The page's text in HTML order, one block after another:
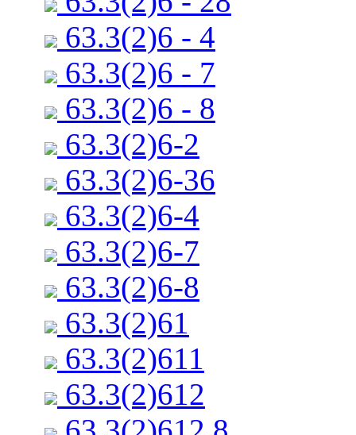
63.3(2)6 - 4
63.3(2)6 - 7
63.3(2)6 - 8
63.3(2)6-2
63.3(2)6-36
63.3(2)6-4
63.3(2)6-7
63.3(2)6-8
63.3(2)61
63.3(2)611
63.3(2)612